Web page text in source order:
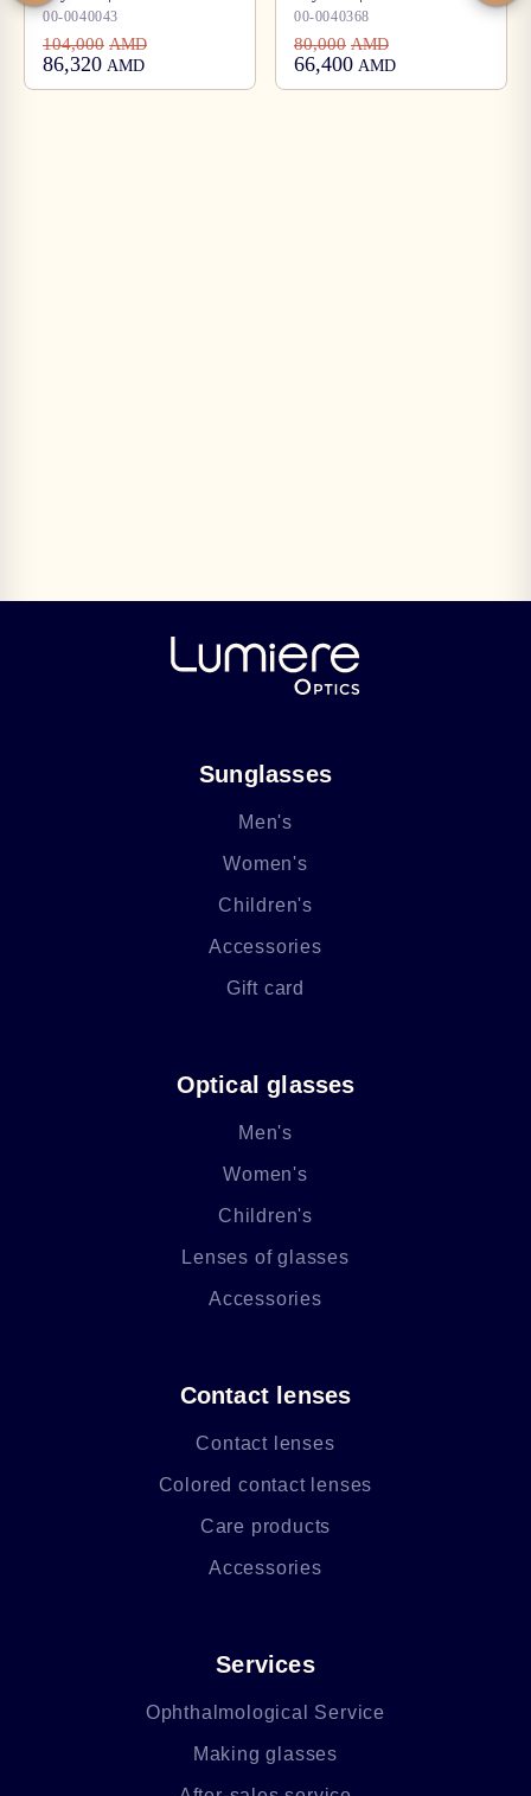
00-0040043
104,000 AMD
86,320 AMD
00-0040368
80,000 AMD
66,400 AMD
Sunglasses
Men's
Women's
Children's
Accessories
Gift card
Optical glasses
Men's
Women's
Children's
Lenses of glasses
Accessories
Contact lenses
Contact lenses
Colored contact lenses
Care products
Accessories
Services
Ophthalmological Service
Making glasses